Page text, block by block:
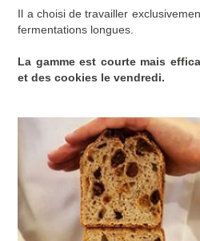
Il a choisi de travailler
fermentations longues.
La gamme est courte mais
et des cookies le vendredi.